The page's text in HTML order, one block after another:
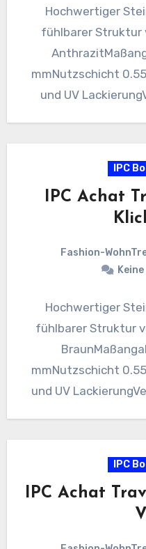
Hochwertiger
fühlbarer Struktur
mmNutzschicht
und UV
IPC
IPC Achat
Fashion-
Hochwertiger
fühlbarer Struktur
mmNutzschicht
und UV
IPC
IPC Achat